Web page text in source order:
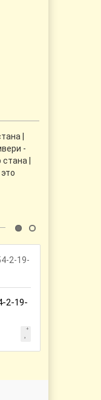
|
-
|
2-19-